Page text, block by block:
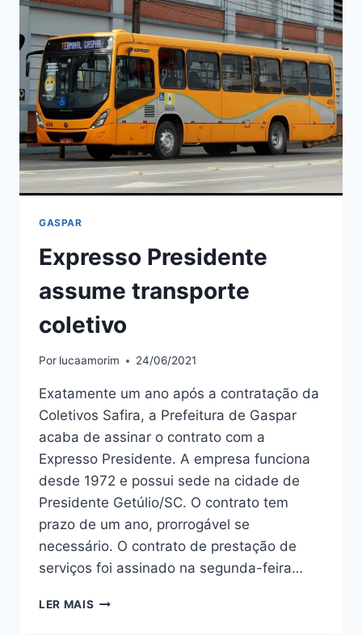
TOUR
GASPAR
Expresso Presidente
assume transporte
coletivo
Por lucaamorim 24/06/2021
Exatamente um ano após a contratação da
Coletivos Safira, a Prefeitura de Gaspar
acaba de assinar o contrato com a
Expresso Presidente. A empresa funciona
desde 1972 e possui sede na cidade de
Presidente Getúlio/SC. O contrato tem
prazo de um ano, prorrogável se
necessário. O contrato de prestação de
serviços foi assinado na segunda-feira…
LER MAIS EXPRESSO